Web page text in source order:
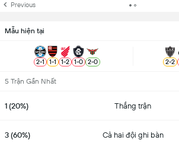
Previous
Mẫu hiện tại
2-1 1-1 1-2 1-0 2-0 2-2
5 Trận Gần Nhất
1 (20%) Thắng trận
3 (60%) Cả hai đội ghi bàn